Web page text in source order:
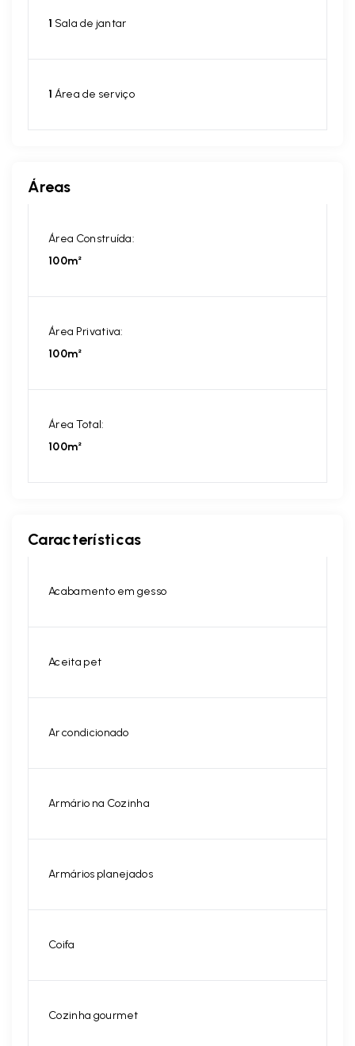
1 Sala de jantar
1 Área de serviço
Áreas
Área Construída:
100m²
Área Privativa:
100m²
Área Total:
100m²
Características
Acabamento em gesso
Aceita pet
Ar condicionado
Armário na Cozinha
Armários planejados
Coifa
Cozinha gourmet